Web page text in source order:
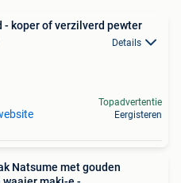
- koper of verzilverd pewter
Details
Topadvertentie
Eergisteren
Natsume met gouden